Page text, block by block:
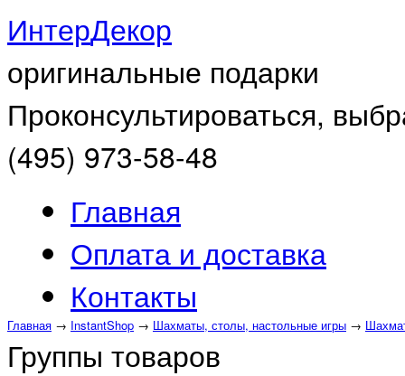
ИнтерДекор
оригинальные подарки
Проконсультироваться,
(495) 973-58-48
Главная
Оплата и доставка
Контакты
Главная → InstantShop → Шахматы, столы, настольные игры →
Группы товаров